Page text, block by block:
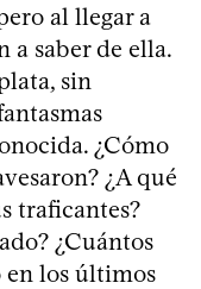
al llegar a
a saber de ella.
sin
¿Cómo
¿A qué
traficantes?
¿Cuántos
en los últimos